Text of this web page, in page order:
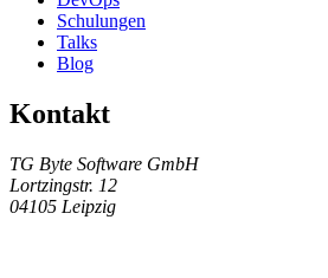
Schulungen
Talks
Blog
Kontakt
TG Byte Software GmbH
Lortzingstr. 12
04105 Leipzig